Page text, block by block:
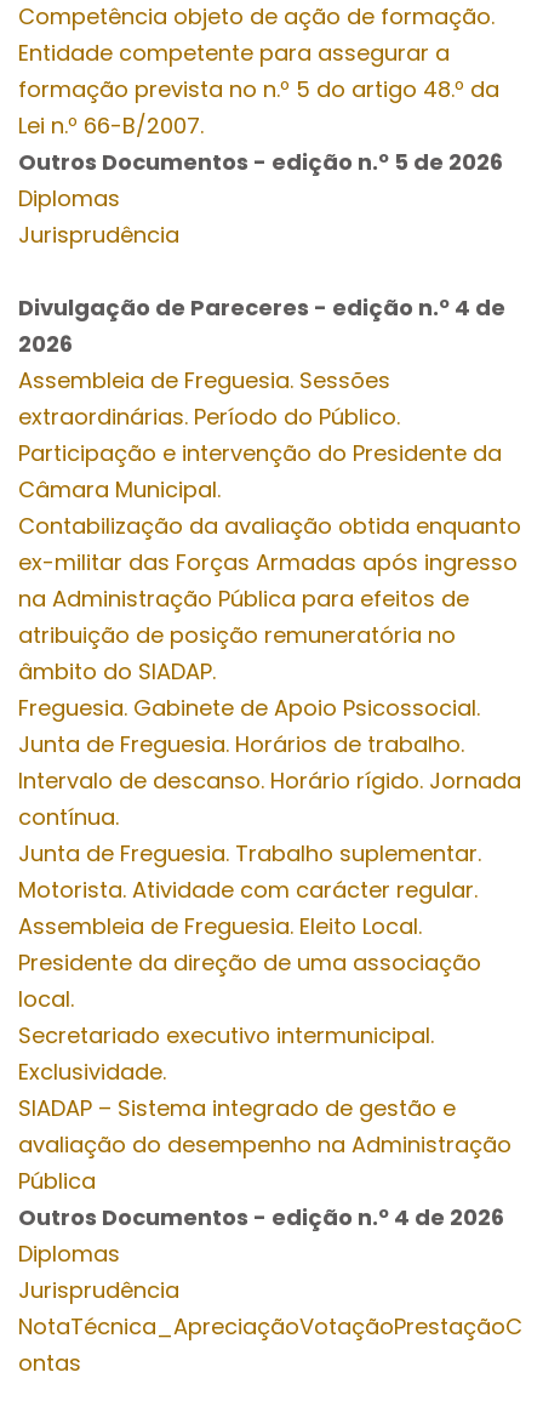
Competência objeto de ação de formação.
Entidade competente para assegurar a
formação prevista no n.º 5 do artigo 48.º da
Lei n.º 66-B/2007.
Outros Documentos - edição n.º 5 de 2026
Diplomas
Jurisprudência
Divulgação de Pareceres - edição n.º 4 de
2026
Assembleia de Freguesia. Sessões
extraordinárias. Período do Público.
Participação e intervenção do Presidente da
Câmara Municipal.
Contabilização da avaliação obtida enquanto
ex-militar das Forças Armadas após ingresso
na Administração Pública para efeitos de
atribuição de posição remuneratória no
âmbito do SIADAP.
Freguesia. Gabinete de Apoio Psicossocial.
Junta de Freguesia. Horários de trabalho.
Intervalo de descanso. Horário rígido. Jornada
contínua.
Junta de Freguesia. Trabalho suplementar.
Motorista. Atividade com carácter regular.
Assembleia de Freguesia. Eleito Local.
Presidente da direção de uma associação
local.
Secretariado executivo intermunicipal.
Exclusividade.
SIADAP – Sistema integrado de gestão e
avaliação do desempenho na Administração
Pública
Outros Documentos - edição n.º 4 de 2026
Diplomas
Jurisprudência
NotaTécnica_ApreciaçãoVotaçãoPrestaçãoC
ontas